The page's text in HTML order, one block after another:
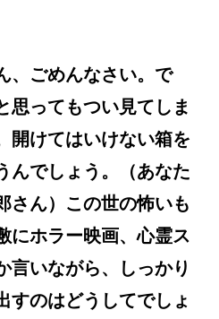
、ごめんなさい。で
思ってもつい見てしま
開けてはいけない箱を
んでしょう。（あなた
さん）この世の怖いも
にホラー映画、心霊ス
言いながら、しっかり
すのはどうしてでしょ